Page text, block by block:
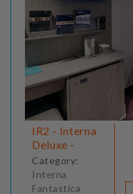
IR2 - Interna
Deluxe -
Category:
Interna
Fantastica